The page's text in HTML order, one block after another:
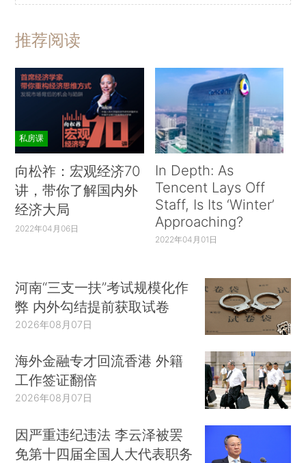
推荐阅读
私房课
向松祚：宏观经济70
讲，带你了解国内外
经济大局
2022年04月06日
In Depth: As
Tencent Lays Off
Staff, Is Its ‘Winter’
Approaching?
2022年04月01日
河南“三支一扶”考试规模化作
弊 内外勾结提前获取试卷
2026年08月07日
海外金融专才回流香港 外籍
工作签证翻倍
2026年08月07日
因严重违纪违法 李云泽被罢
免第十四届全国人大代表职务